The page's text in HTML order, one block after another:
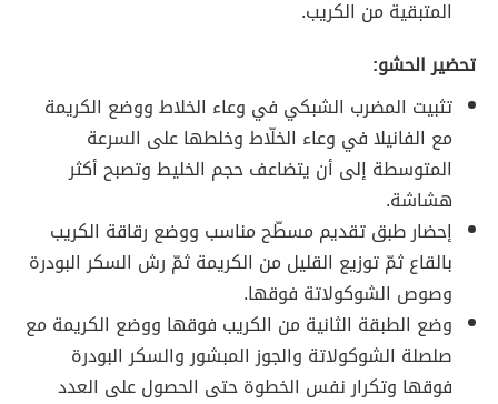
المتبقية من الكريب.
تحضير الحشو:
تثبيت المضرب الشبكي في وعاء الخلاط ووضع الكريمة
مع الفانيلا في وعاء الخلّاط وخلطها على السرعة
المتوسطة إلى أن يتضاعف حجم الخليط وتصبح أكثر
هشاشة.
إحضار طبق تقديم مسطّح مناسب ووضع رقاقة الكريب
بالقاع ثمّ توزيع القليل من الكريمة ثمّ رش السكر البودرة
وصوص الشوكولاتة فوقها.
وضع الطبقة الثانية من الكريب فوقها ووضع الكريمة مع
صلصلة الشوكولاتة والجوز المبشور والسكر البودرة
فوقها وتكرار نفس الخطوة حتى الحصول على العدد